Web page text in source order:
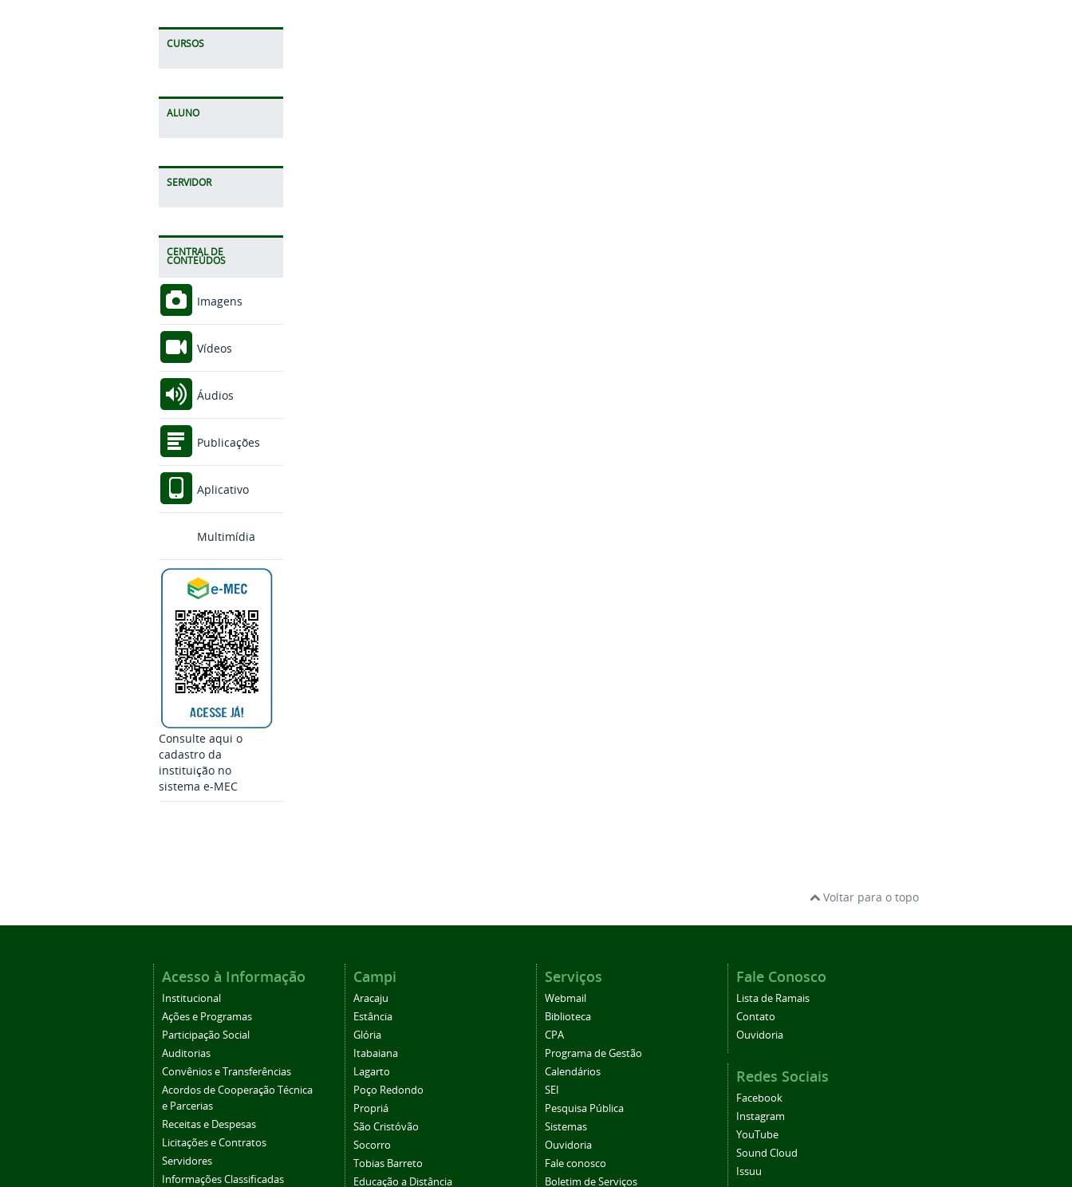
CURSOS
ALUNO
SERVIDOR
CENTRAL DE
CONTEÚDOS
Imagens
Vídeos
Áudios
Publicações
Aplicativo
Multimídia
Consulte aqui o
cadastro da
instituição no
sistema e-MEC
Voltar para o topo
Acesso à Informação
Institucional
Ações e Programas
Participação Social
Auditorias
Convênios e Transferências
Acordos de Cooperação Técnica
e Parcerias
Receitas e Despesas
Licitações e Contratos
Servidores
Informações Classificadas
Campi
Aracaju
Estância
Glória
Itabaiana
Lagarto
Poço Redondo
Propriá
São Cristóvão
Socorro
Tobias Barreto
Educação a Distância
Serviços
Webmail
Biblioteca
CPA
Programa de Gestão
Calendários
SEI
Pesquisa Pública
Sistemas
Ouvidoria
Fale conosco
Boletim de Serviços
Fale Conosco
Lista de Ramais
Contato
Ouvidoria
Redes Sociais
Facebook
Instagram
YouTube
Sound Cloud
Issuu